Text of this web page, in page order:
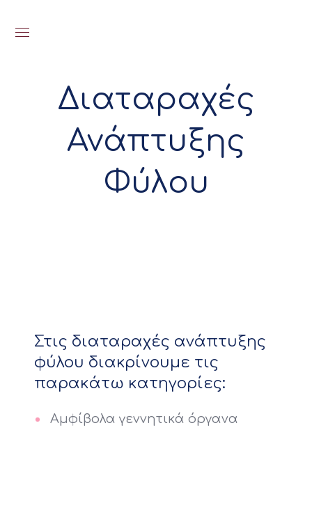
Διαταραχές
Ανάπτυξης
Φύλου
Στις διαταραχές ανάπτυξης
φύλου διακρίνουμε τις
παρακάτω κατηγορίες:
Aμφίβολα γεννητικά όργανα